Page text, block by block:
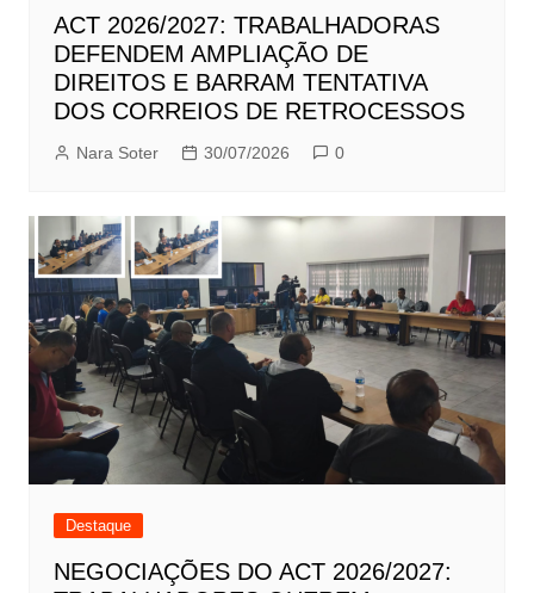
ACT 2026/2027: TRABALHADORAS
DEFENDEM AMPLIAÇÃO DE
DIREITOS E BARRAM TENTATIVA
DOS CORREIOS DE RETROCESSOS
Nara Soter 30/07/2026 0
Destaque
NEGOCIAÇÕES DO ACT 2026/2027: